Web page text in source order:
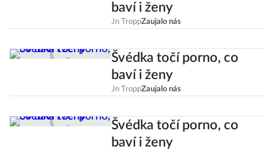
baví i ženy
Jn TroppZaujalo nás
Švédka točí porno, co
baví i ženy
Jn TroppZaujalo nás
Švédka točí porno, co
baví i ženy